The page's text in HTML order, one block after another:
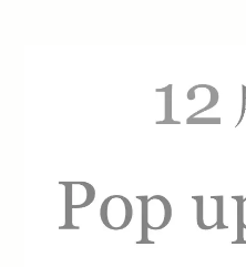
Instagram
Login